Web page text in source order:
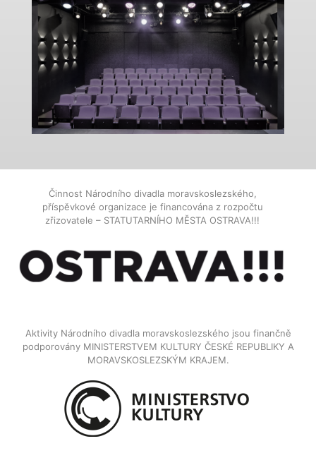
Činnost Národního divadla moravskoslezského,
příspěvkové organizace je financována z rozpočtu
zřizovatele – STATUTARNÍHO MĚSTA OSTRAVA!!!
Aktivity Národního divadla moravskoslezského jsou finančně
podporovány MINISTERSTVEM KULTURY ČESKÉ REPUBLIKY A
MORAVSKOSLEZSKÝM KRAJEM.